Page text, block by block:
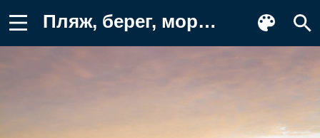
Пляж, берег, море Обои для телефона